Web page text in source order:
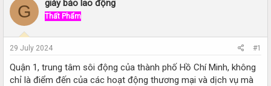
a
s
a
r
e
G giày bảo lao động
Thất Phẩm
29 July 2024 #1
Quận 1, trung tâm sôi động của thành phố Hồ Chí Minh, không
chỉ là điểm đến của các hoạt động thương mại và dịch vụ mà